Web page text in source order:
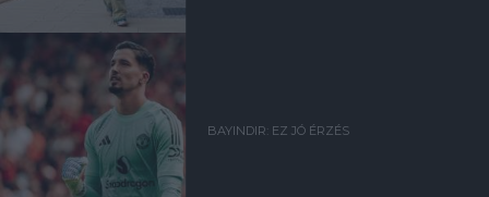
BAYINDIR: EZ JÓ ÉRZÉS